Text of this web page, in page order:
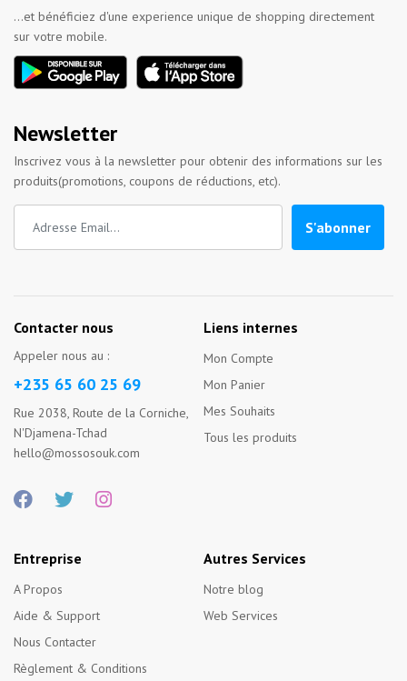
...et bénéficiez d'une experience unique de shopping directement
sur votre mobile.
Newsletter
Inscrivez vous à la newsletter pour obtenir des informations sur les
produits(promotions, coupons de réductions, etc).
S'abonner
Contacter nous
Appeler nous au :
+235 65 60 25 69
Rue 2038, Route de la Corniche,
N'Djamena-Tchad
hello@mossosouk.com
Liens internes
Mon Compte
Mon Panier
Mes Souhaits
Tous les produits
Entreprise
A Propos
Aide & Support
Nous Contacter
Règlement & Conditions
Autres Services
Notre blog
Web Services